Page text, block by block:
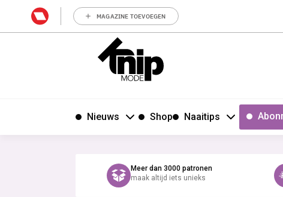
MAGAZINE TOEVOEGEN
Nieuws Shop Naaitips
Meer dan 3000 patronen
maak altijd iets unieks